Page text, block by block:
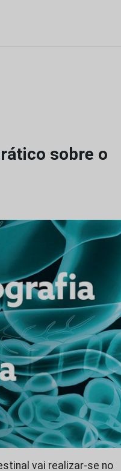
sobre o
vai realizar-se no